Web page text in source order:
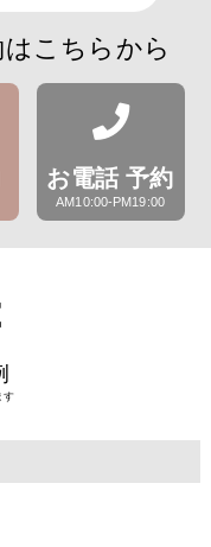
こちらから
お電話 予約
AM10:00-PM19:00
す